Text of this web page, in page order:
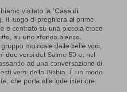
visitato la “Casa di
Il luogo di preghiera al primo
e centrato su una piccola croce
su uno sfondo bianco.
musicale dalle belle voci,
due versi del Salmo 50 e, nel
ad una conversazione di
versi della Bibbia. È un modo
che porta alla lode interiore.